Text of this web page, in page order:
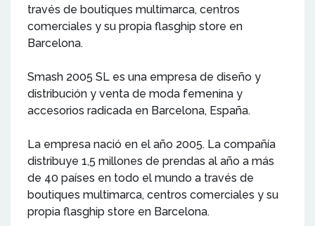
través de boutiques multimarca, centros
comerciales y su propia flasghip store en
Barcelona.
Smash 2005 SL es una empresa de diseño y
distribución y venta de moda femenina y
accesorios radicada en Barcelona, España.
La empresa nació en el año 2005. La compañía
distribuye 1,5 millones de prendas al año a más
de 40 países en todo el mundo a través de
boutiques multimarca, centros comerciales y su
propia flasghip store en Barcelona.